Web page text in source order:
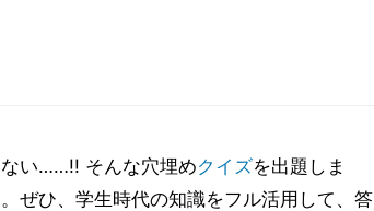
い……!! そんな穴埋めクイズを出題しま
ぜひ、学生時代の知識をフル活用して、答